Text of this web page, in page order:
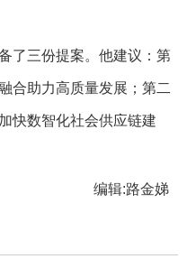
了三份提案。他建议：第
合助力高质量发展；第二
快数智化社会供应链建
编辑:路金娣